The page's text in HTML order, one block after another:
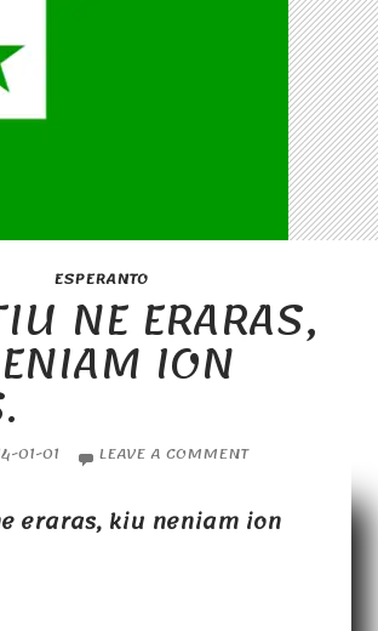
ESPERANTO
NE ERARAS,
ION
01-01 LEAVE A COMMENT
eraras, kiu neniam ion